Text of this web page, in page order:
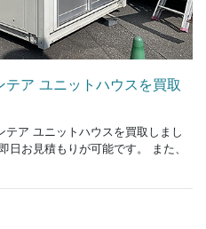
ア ユニットハウスを買取
ア ユニットハウスを買取しまし
日お見積もりが可能です。 また、